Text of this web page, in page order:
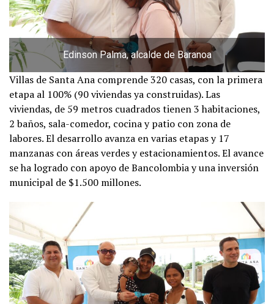
Edinson Palma, alcalde de Baranoa
Villas de Santa Ana comprende 320 casas, con la primera
etapa al 100% (90 viviendas ya construidas). Las
viviendas, de 59 metros cuadrados tienen 3 habitaciones,
2 baños, sala-comedor, cocina y patio con zona de
labores. El desarrollo avanza en varias etapas y 17
manzanas con áreas verdes y estacionamientos. El avance
se ha logrado con apoyo de Bancolombia y una inversión
municipal de $1.500 millones.